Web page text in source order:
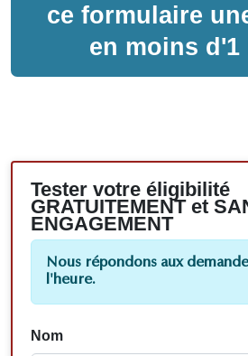
ce formulaire
en moins d'1
Tester votre éligibilité
GRATUITEMENT et
ENGAGEMENT
Nous répondons aux
l'heure.
Nom